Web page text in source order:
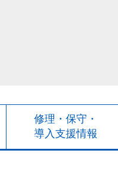
修理・保守・
導入支援情報